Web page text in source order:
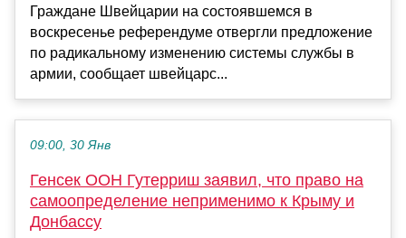
Граждане Швейцарии на состоявшемся в
воскресенье референдуме отвергли предложение
по радикальному изменению системы службы в
армии, сообщает швейцарс...
09:00, 30 Янв
Генсек ООН Гутерриш заявил, что право на
самоопределение неприменимо к Крыму и
Донбассу